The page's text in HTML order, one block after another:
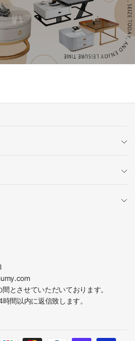
とさせていただいております。
間以内に返信致します。